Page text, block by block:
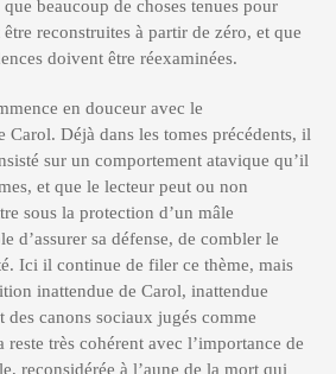
beaucoup de choses tenues pour
reconstruites à partir de zéro, et que
doivent être réexaminées.
en douceur avec le
Carol. Déjà dans les tomes précédents, il
sur un comportement atavique qu’il
et que le lecteur peut ou non
sous la protection d’un mâle
d’assurer sa défense, de combler le
Ici il continue de filer ce thème, mais
inattendue de Carol, inattendue
des canons sociaux jugés comme
reste très cohérent avec l’importance de
reconsidérée à l’aune de la mort qui